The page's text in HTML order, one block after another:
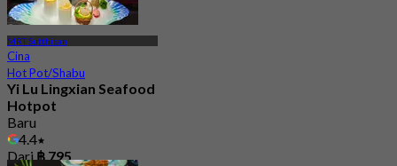
MRT Sutthisan
Cina
Hot Pot/Shabu
Yi Lu Lingxian Seafood
Hotpot
Baru
4.4
Dari฿ 795